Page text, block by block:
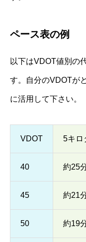
ペース表の例
以下はVDOT値別の
す。自分のVDOTが
に活用して下さい。
VDOT 5キロ
40 約25
45 約21
50 約19